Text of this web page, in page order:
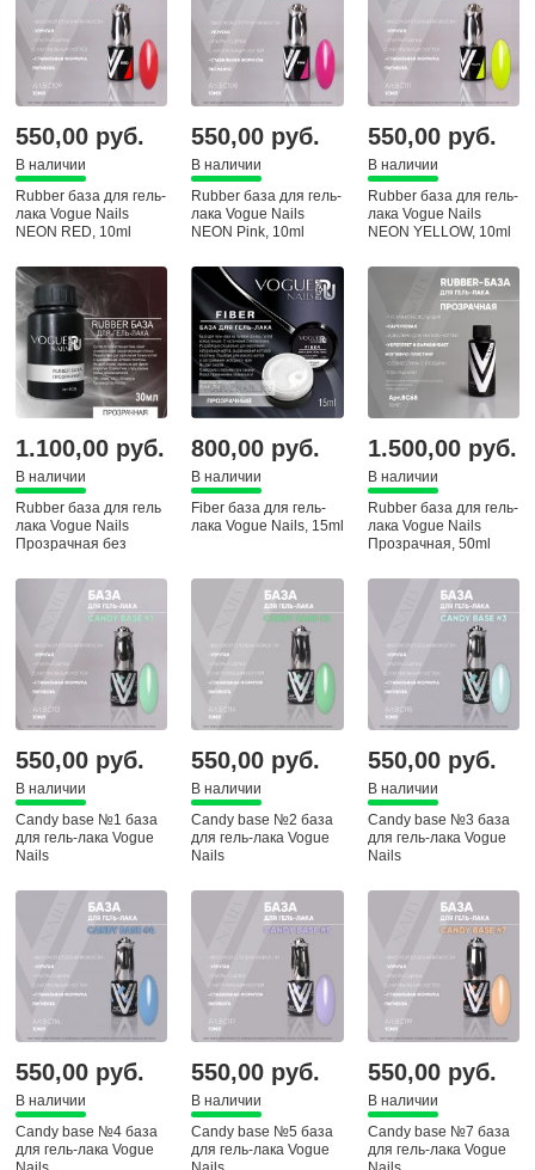
550,00 руб.
В наличии
Rubber база для гель-
лака Vogue Nails
NEON RED, 10ml
550,00 руб.
В наличии
Rubber база для гель-
лака Vogue Nails
NEON Pink, 10ml
550,00 руб.
В наличии
Rubber база для гель-
лака Vogue Nails
NEON YELLOW, 10ml
1.100,00 руб.
В наличии
Rubber база для гель
лака Vogue Nails
Прозрачная без
800,00 руб.
В наличии
Fiber база для гель-
лака Vogue Nails, 15ml
1.500,00 руб.
В наличии
Rubber база для гель-
лака Vogue Nails
Прозрачная, 50ml
550,00 руб.
В наличии
Candy base №1 база
для гель-лака Vogue
Nails
550,00 руб.
В наличии
Candy base №2 база
для гель-лака Vogue
Nails
550,00 руб.
В наличии
Candy base №3 база
для гель-лака Vogue
Nails
550,00 руб.
В наличии
Candy base №4 база
для гель-лака Vogue
550,00 руб.
В наличии
Candy base №5 база
для гель-лака Vogue
550,00 руб.
В наличии
Candy base №7 база
для гель-лака Vogue